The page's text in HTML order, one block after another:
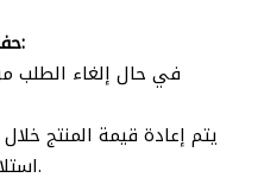
حفاظًا على حقوق عملائنا الكرام:
في حال إلغاء الطلب
استلامنا المرتجع من شركة الشحن.